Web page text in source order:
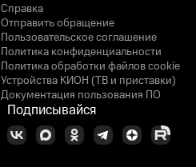
Справка
Отправить обращение
Пользовательское соглашение
Политика конфиденциальности
Политика обработки файлов cookie
Устройства КИОН (ТВ и приставки)
Документация пользования ПО
Подписывайся